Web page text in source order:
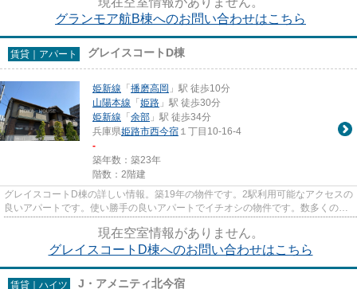
グランモア航B棟へのお問い合わせはこちら
賃貸｜アパート グレイスコートD棟
姫新線 「播磨高岡 」駅 徒歩10分
山陽本線 「姫路 」駅 徒歩30分
姫新線 「余部 」駅 徒歩34分
兵庫県姫路市西今宿 １丁目10-16-4
-
築年数：築23年
階数：2階建
グレイスコートD棟の詳しい情報。築19年の物件です。2駅利用可能なアクセスの
良いアパートです。使い勝手の良いアパートでイチオシの物件です。数多くの物
件をご用意しております。お...
現在空室情報がありません。
グレイスコートD棟へのお問い合わせはこちら
賃貸｜ハイツ J・アメニティ北今宿